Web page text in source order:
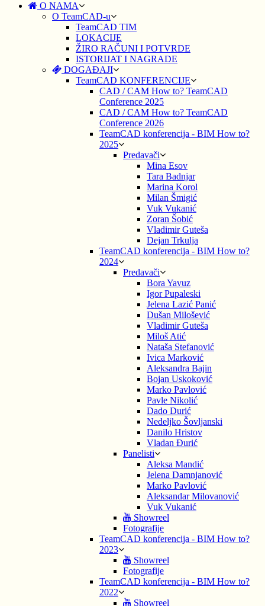
O NAMA
O TeamCAD-u
TeamCAD TIM
LOKACIJE
ŽIRO RAČUNI I POTVRDE
ISTORIJAT I NAGRADE
DOGAĐAJI
TeamCAD KONFERENCIJE
CAD / CAM How to? TeamCAD
Conference 2025
CAD / CAM How to? TeamCAD
Conference 2026
TeamCAD konferencija - BIM How to?
2025
Predavači
Mina Esov
Tara Badnjar
Marina Korol
Milan Šmigić
Vuk Vukanić
Zoran Šobić
Vladimir Guteša
Dejan Trkulja
TeamCAD konferencija - BIM How to?
2024
Predavači
Bora Yavuz
Igor Pupaleski
Jelena Lazić Panić
Dušan Milošević
Vladimir Guteša
Miloš Atić
Nataša Stefanović
Ivica Marković
Aleksandra Bajin
Bojan Uskoković
Marko Pavlović
Pavle Nikolić
Dado Durić
Nedeljko Šovljanski
Danilo Hristov
Vladan Đurić
Panelisti
Aleksa Mandić
Jelena Damnjanović
Marko Pavlović
Aleksandar Milovanović
Vuk Vukanić
Showreel
Fotografije
TeamCAD konferencija - BIM How to?
2023
Showreel
Fotografije
TeamCAD konferencija - BIM How to?
2022
Showreel